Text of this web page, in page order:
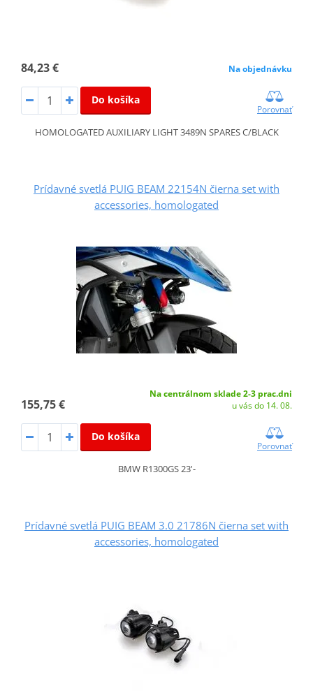
84,23 € Na objednávku
Do košíka
Porovnať
HOMOLOGATED AUXILIARY LIGHT 3489N SPARES C/BLACK
Prídavné svetlá PUIG BEAM 22154N čierna set with
accessories, homologated
155,75 €
Na centrálnom sklade 2-3 prac.dni
u vás do 14. 08.
Do košíka
Porovnať
BMW R1300GS 23'-
Prídavné svetlá PUIG BEAM 3.0 21786N čierna set with
accessories, homologated